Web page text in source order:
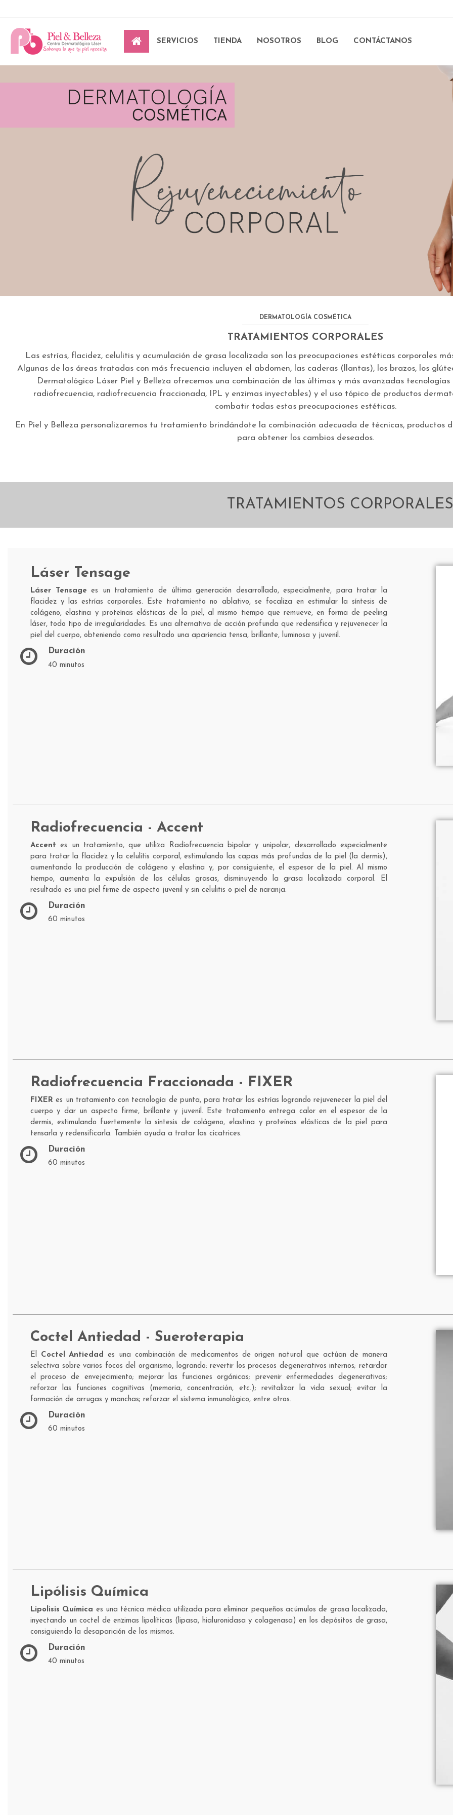
SERVICIOS TIENDA NOSOTROS BLOG CONTÁCTANOS
Inicio Dermatología Cosmética
DERMATOLOGÍA COSMÉTICA
TRATAMIENTOS CORPORALES
Las estrías, flacidez, celulitis y acumulación de grasa localizada son las preocupaciones estéticas corporales
Algunas de las áreas tratadas con más frecuencia incluyen el abdomen, las caderas (llantas), los brazos, los
Dermatológico Láser Piel y Belleza ofrecemos una combinación de las últimas y más avanzadas
radiofrecuencia, radiofrecuencia fraccionada, IPL y enzimas inyectables) y el uso tópico de productos
combatir todas estas preocupaciones estéticas.
En Piel y Belleza personalizaremos tu tratamiento brindándote la combinación adecuada de técnicas, productos
para obtener los cambios deseados.
TRATAMIENTOS CORPORALES
Láser Tensage
Láser Tensage es un tratamiento de última generación desarrollado, especialmente, para tratar la
flacidez y las estrías corporales. Este tratamiento no ablativo, se focaliza en estimular la síntesis de
colágeno, elastina y proteínas elásticas de la piel, al mismo tiempo que remueve, en forma de peeling
láser, todo tipo de irregularidades. Es una alternativa de acción profunda que redensifica y rejuvenecer la
piel del cuerpo, obteniendo como resultado una apariencia tensa, brillante, luminosa y juvenil.
Duración
40 minutos
Radiofrecuencia - Accent
Accent es un tratamiento, que utiliza Radiofrecuencia bipolar y unipolar, desarrollado especialmente
para tratar la flacidez y la celulitis corporal, estimulando las capas más profundas de la piel (la dermis),
aumentando la producción de colágeno y elastina y, por consiguiente, el espesor de la piel. Al mismo
tiempo, aumenta la expulsión de las células grasas, disminuyendo la grasa localizada corporal. El
resultado es una piel firme de aspecto juvenil y sin celulitis o piel de naranja.
Duración
60 minutos
Radiofrecuencia Fraccionada - FIXER
FIXER es un tratamiento con tecnología de punta, para tratar las estrías logrando rejuvenecer la piel del
cuerpo y dar un aspecto firme, brillante y juvenil. Este tratamiento entrega calor en el espesor de la
dermis, estimulando fuertemente la síntesis de colágeno, elastina y proteínas elásticas de la piel para
tensarla y redensificarla. También ayuda a tratar las cicatrices.
Duración
60 minutos
Coctel Antiedad - Sueroterapia
El Coctel Antiedad
es una combinación de medicamentos de origen natural que actúan de manera
selectiva sobre varios focos del organismo, logrando: revertir los procesos degenerativos internos; retardar
el proceso de envejecimiento; mejorar las funciones orgánicas; prevenir enfermedades degenerativas;
reforzar las funciones cognitivas (memoria, concentración, etc.); revitalizar la vida sexual; evitar la
formación de arrugas y manchas; reforzar el sistema inmunológico, entre otros.
Duración
60 minutos
Lipólisis Química
Lipolisis Química es una técnica médica utilizada para eliminar pequeños acúmulos de grasa localizada,
inyectando un coctel de enzimas lipolíticas (lipasa, hialuronidasa y colagenasa) en los depósitos de grasa,
consiguiendo la desaparición de los mismos.
Duración
40 minutos